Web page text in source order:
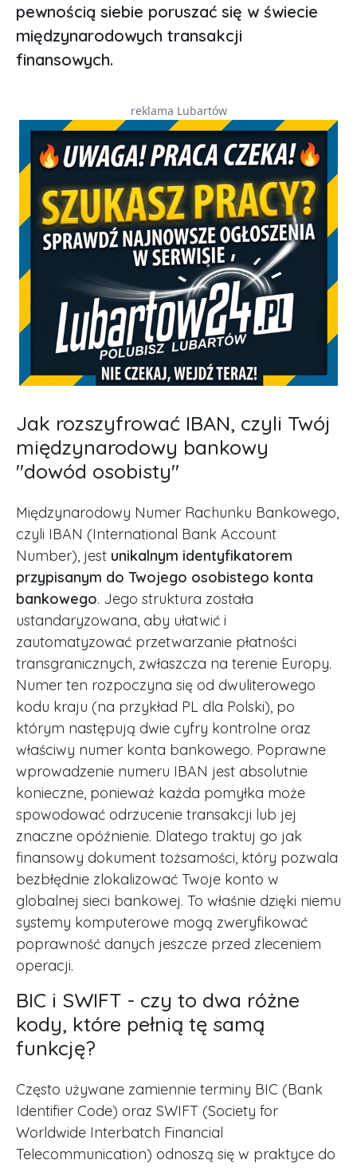
pewnością siebie poruszać się w świecie
międzynarodowych transakcji
finansowych.
reklama Lubartów
Jak rozszyfrować IBAN, czyli Twój
międzynarodowy bankowy
"dowód osobisty"
Międzynarodowy Numer Rachunku Bankowego,
czyli IBAN (International Bank Account
Number), jest unikalnym identyfikatorem
przypisanym do Twojego osobistego konta
bankowego. Jego struktura została
ustandaryzowana, aby ułatwić i
zautomatyzować przetwarzanie płatności
transgranicznych, zwłaszcza na terenie Europy.
Numer ten rozpoczyna się od dwuliterowego
kodu kraju (na przykład PL dla Polski), po
którym następują dwie cyfry kontrolne oraz
właściwy numer konta bankowego. Poprawne
wprowadzenie numeru IBAN jest absolutnie
konieczne, ponieważ każda pomyłka może
spowodować odrzucenie transakcji lub jej
znaczne opóźnienie. Dlatego traktuj go jak
finansowy dokument tożsamości, który pozwala
bezbłędnie zlokalizować Twoje konto w
globalnej sieci bankowej. To właśnie dzięki niemu
systemy komputerowe mogą zweryfikować
poprawność danych jeszcze przed zleceniem
operacji.
BIC i SWIFT - czy to dwa różne
kody, które pełnią tę samą
funkcję?
Często używane zamiennie terminy BIC (Bank
Identifier Code) oraz SWIFT (Society for
Worldwide Interbatch Financial
Telecommunication) odnoszą się w praktyce do